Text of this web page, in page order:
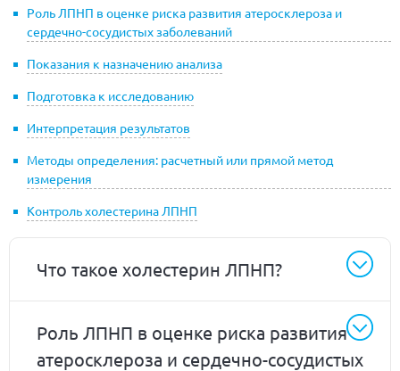
Роль ЛПНП в оценке риска развития атеросклероза и
сердечно-сосудистых заболеваний
Показания к назначению анализа
Подготовка к исследованию
Интерпретация результатов
Методы определения: расчетный или прямой метод
измерения
Контроль холестерина ЛПНП
Что такое холестерин ЛПНП?
Роль ЛПНП в оценке риска развития
атеросклероза и сердечно-сосудистых